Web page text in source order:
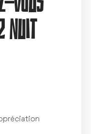
nuit